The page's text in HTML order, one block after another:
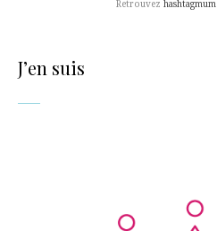
Retrouvez hashtagmum
J’en suis